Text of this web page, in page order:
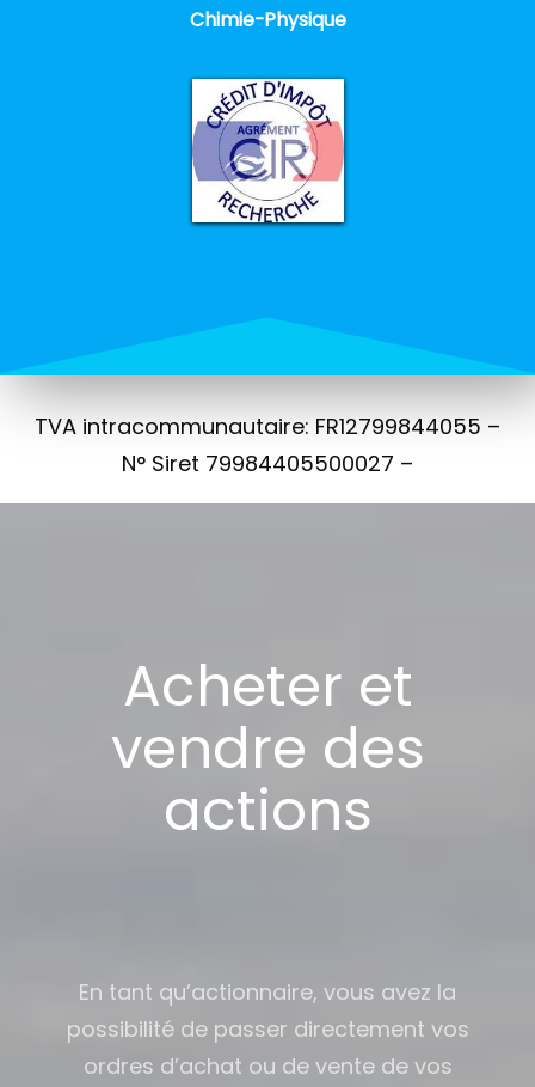
Chimie-Physique
TVA intracommunautaire: FR12799844055 –
N° Siret 79984405500027 –
Acheter et
vendre des
actions
En tant qu’actionnaire, vous avez la
possibilité de passer directement vos
ordres d’achat ou de vente de vos